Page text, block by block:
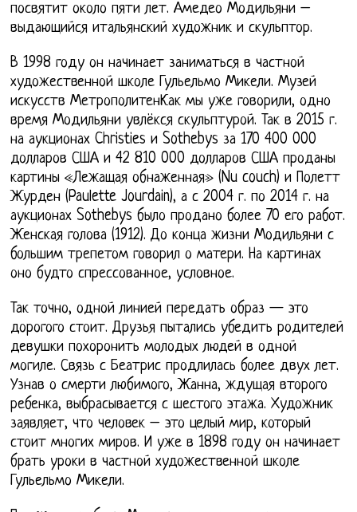
посвятит около пяти лет. Амедео Модильяни –
выдающийся итальянский художник и скульптор.
В 1998 году он начинает заниматься в частной
художественной школе Гульельмо Микели. Музей
искусств МетрополитенКак мы уже говорили, одно
время Модильяни увлёкся скульптурой. Так в 2015 г.
на аукционах Christies и Sothebys за 170 400 000
долларов США и 42 810 000 долларов США проданы
картины «Лежащая обнаженная» (Nu couch) и Полетт
Журден (Paulette Jourdain), а с 2004 г. по 2014 г. на
аукционах Sothebys было продано более 70 его работ.
Женская голова (1912). До конца жизни Модильяни с
большим трепетом говорил о матери. На картинах
оно будто спрессованное, условное.
Так точно, одной линией передать образ — это
дорогого стоит. Друзья пытались убедить родителей
девушки похоронить молодых людей в одной
могиле. Связь с Беатрис продлилась более двух лет.
Узнав о смерти любимого, Жанна, ждущая второго
ребенка, выбрасывается с шестого этажа. Художник
заявляет, что человек – это целый мир, который
стоит многих миров. И уже в 1898 году он начинает
брать уроки в частной художественной школе
Гульельмо Микели.